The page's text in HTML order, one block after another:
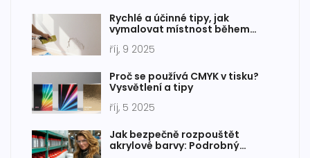
Rychlé a účinné tipy, jak
vymalovat místnost během
říj, 9 2025
Proč se používá CMYK v tisku?
Vysvětlení a tipy
říj, 5 2025
Jak bezpečně rozpouštět
akrylové barvy: Podrobný